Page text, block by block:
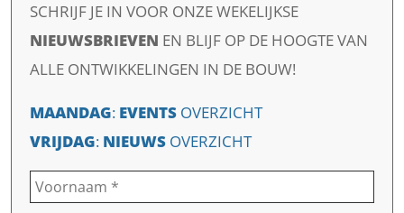
SCHRIJF JE IN VOOR ONZE WEKELIJKSE
NIEUWSBRIEVEN EN BLIJF OP DE HOOGTE VAN
ALLE ONTWIKKELINGEN IN DE BOUW!
MAANDAG: EVENTS OVERZICHT
VRIJDAG: NIEUWS OVERZICHT